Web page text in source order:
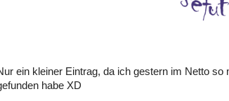
ein kleiner Eintrag, da ich gestern im Netto
habe XD